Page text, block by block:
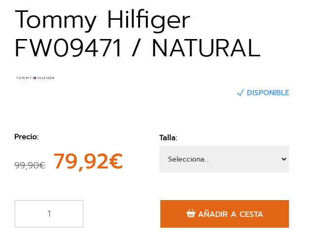
Tommy Hilfiger
FW09471 / NATURAL
DISPONIBLE
Precio:
99,90€ 79,92€
Talla:
AÑADIR A CESTA